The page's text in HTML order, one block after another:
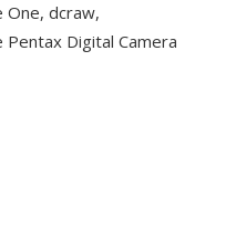
One, dcraw,
Digital Camera